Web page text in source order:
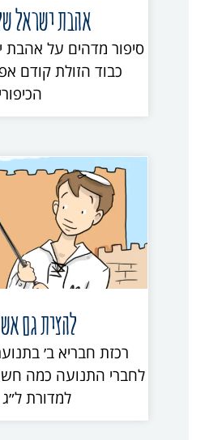
אהבת ישראל
סיפור מדהים על
כבוד הזולת קודם
להצית גם
רכזת חבריא ב׳
לחברי התנועה כמה
למדורת